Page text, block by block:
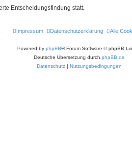
Entscheidungsfindung statt.
Alle
Datenschutzerklärung
Impressum
Powered by phpBB® Forum Software © phpBB
Deutsche Übersetzung durch phpBB.de
Datenschutz | Nutzungsbedingungen